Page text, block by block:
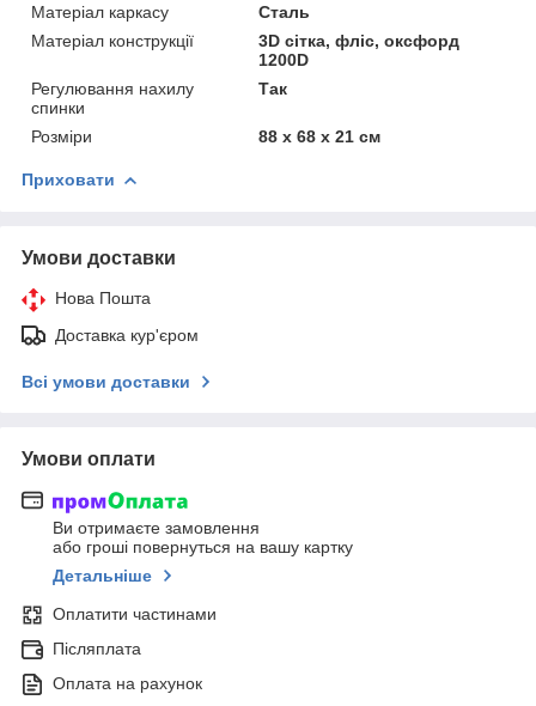
Матеріал каркасу
Сталь
Матеріал конструкції
3D сітка, фліс, оксфорд
1200D
Регулювання нахилу
спинки
Так
Розміри 88 х 68 х 21 см
Приховати
Умови доставки
Нова Пошта
Доставка кур'єром
Всі умови доставки
Умови оплати
Ви отримаєте замовлення
або гроші повернуться на вашу картку
Детальніше
Оплатити частинами
Післяплата
Оплата на рахунок